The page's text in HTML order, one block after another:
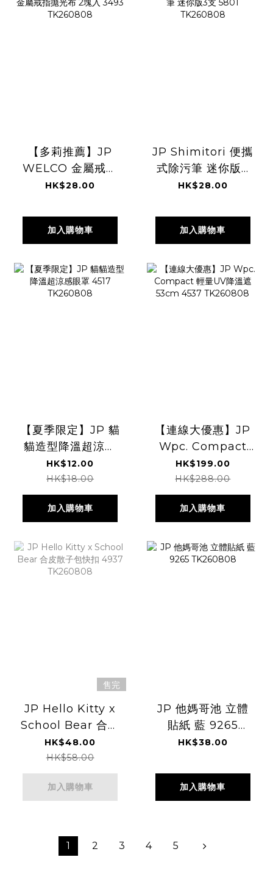
【多莉推薦】JP
WELCO 金屬戒指
拋光布 2塊入 3493
HK$28.00
加入購物車
JP Shimitori 便攜
式除污筆 迷你版3
支 5801
HK$28.00
加入購物車
【夏季限定】JP 貓
貓造型降溫超涼感
眼罩 4517
TK260808
HK$12.00
HK$18.00
加入購物車
【連線大優惠】JP
Wpc. Compact
輕量UV降溫遮
53cm 4537
TK260808
HK$199.00
HK$288.00
加入購物車
售完
JP Hello Kitty x
School Bear 合皮
散子包快扣 4937
TK260808
HK$48.00
HK$58.00
加入購物車
JP 他媽哥池 立體
貼紙 藍 9265
TK260808
HK$38.00
加入購物車
1 2 3 4 5